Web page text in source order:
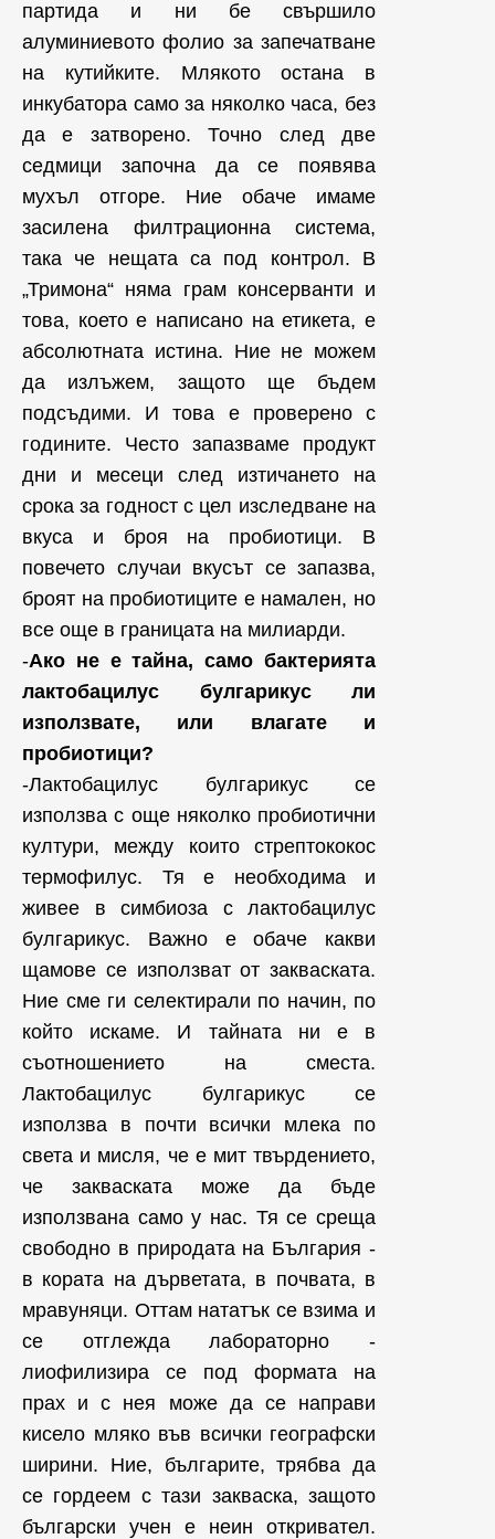
партида и ни бе свършило
алуминиевото фолио за запечатване
на кутийките. Млякото остана в
инкубатора само за няколко часа, без
да е затворено. Точно след две
седмици започна да се появява
мухъл отгоре. Ние обаче имаме
засилена филтрационна система,
така че нещата са под контрол. В
„Тримона“ няма грам консерванти и
това, което е написано на етикета, е
абсолютната истина. Ние не можем
да излъжем, защото ще бъдем
подсъдими. И това е проверено с
годините. Често запазваме продукт
дни и месеци след изтичането на
срока за годност с цел изследване на
вкуса и броя на пробиотици. В
повечето случаи вкусът се запазва,
броят на пробиотиците е намален, но
все още в границата на милиарди.
-Ако не е тайна, само бактерията
лактобацилус булгарикус ли
използвате, или влагате и
пробиотици?
-Лактобацилус булгарикус се
използва с още няколко пробиотични
култури, между които стрептококос
термофилус. Тя е необходима и
живее в симбиоза с лактобацилус
булгарикус. Важно е обаче какви
щамове се използват от закваската.
Ние сме ги селектирали по начин, по
който искаме. И тайната ни е в
съотношението на сместа.
Лактобацилус булгарикус се
използва в почти всички млека по
света и мисля, че е мит твърдението,
че закваската може да бъде
използвана само у нас. Тя се среща
свободно в природата на България -
в кората на дърветата, в почвата, в
мравуняци. Оттам нататък се взима и
се отглежда лабораторно -
лиофилизира се под формата на
прах и с нея може да се направи
кисело мляко във всички географски
ширини. Ние, българите, трябва да
се гордеем с тази закваска, защото
български учен е неин откривател.